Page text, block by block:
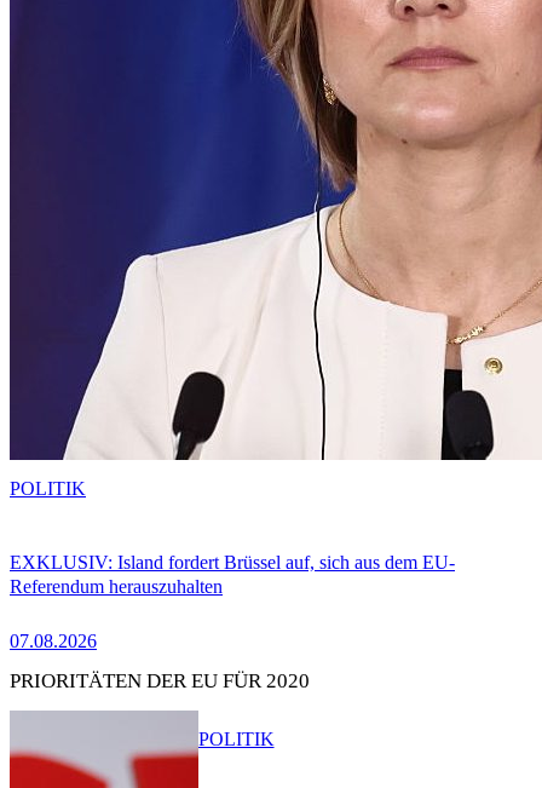
EXKLUSIV: Island fordert Brüssel auf, sich aus dem EU-
Referendum herauszuhalten
07.08.2026
POLITIK
PRIORITÄTEN DER EU FÜR 2020
POLITIK